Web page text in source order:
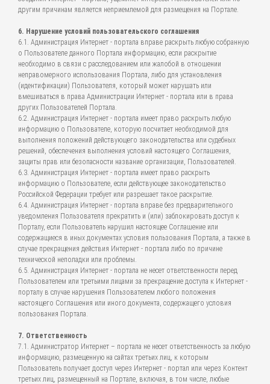
другим причинам является неприемлемой для размещения на Портале.
6. Нарушение условий пользовательского соглашения
6.1. Администрация Интернет - портала вправе раскрыть любую собранную
о Пользователе данного Портала информацию, если раскрытие
необходимо в связи с расследованием или жалобой в отношении
неправомерного использования Портала, либо для установления
(идентификации) Пользователя, который может нарушать или
вмешиваться в права Администрации Интернет - портала или в права
других Пользователей Портала.
6.2. Администрация Интернет - портала имеет право раскрыть любую
информацию о Пользователе, которую посчитает необходимой для
выполнения положений действующего законодательства или судебных
решений, обеспечения выполнения условий настоящего Соглашения,
защиты прав или безопасности название организации, Пользователей.
6.3. Администрация Интернет - портала имеет право раскрыть
информацию о Пользователе, если действующее законодательство
Российской Федерации требует или разрешает такое раскрытие.
6.4. Администрация Интернет - портала вправе без предварительного
уведомления Пользователя прекратить и (или) заблокировать доступ к
Порталу, если Пользователь нарушил настоящее Соглашение или
содержащиеся в иных документах условия пользования Портала, а также в
случае прекращения действия Интернет - портала либо по причине
технической неполадки или проблемы.
6.5. Администрация Интернет - портала не несет ответственности перед
Пользователем или третьими лицами за прекращение доступа к Интернет -
порталу в случае нарушения Пользователем любого положения
настоящего Соглашения или иного документа, содержащего условия
пользования Портала.
7. Ответственность
7.1. Администратор Интернет – портала не несет ответственность за любую
информацию, размещенную на сайтах третьих лиц, к которым
Пользователь получает доступ через Интернет - портал или через Контент
третьих лиц, размещенный на Портале, включая, в том числе, любые